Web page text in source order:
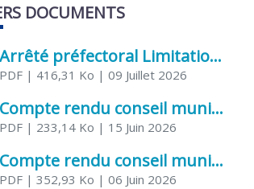
DOCUMENTS
Arrêté préfectoral Limitation provisoire des usages de l’eau
PDF | 416,31 Ko | 09 Juillet 2026
Compte rendu conseil municipal 5 juin 2026 sénatoriale
PDF | 233,14 Ko | 15 Juin 2026
Compte rendu conseil municipal – 21 avril 2026
PDF | 352,93 Ko | 06 Juin 2026